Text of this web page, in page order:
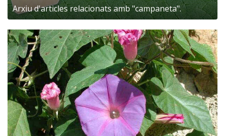
Arxiu d'articles relacionats amb "campaneta".